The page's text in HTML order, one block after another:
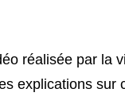
réalisée par la
explications sur